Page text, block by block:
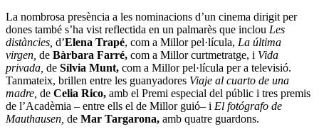
La nombrosa presència a les nominacions d’un cinema dirigit per
dones també s’ha vist reflectida en un palmarès que inclou Les
distàncies, d’Elena Trapé, com a Millor pel·lícula, La última
virgen, de Bàrbara Farré, com a Millor curtmetratge, i Vida
privada, de Sílvia Munt, com a Millor pel·lícula per a televisió.
Tanmateix, brillen entre les guanyadores Viaje al cuarto de una
madre, de Celia Rico, amb el Premi especial del públic i tres premis
de l’Acadèmia – entre ells el de Millor guió– i El fotógrafo de
Mauthausen, de Mar Targarona, amb quatre guardons.